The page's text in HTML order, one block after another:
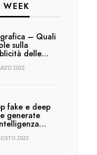
– Quali
sulla
delle…
2022
fake e deep
generate
2023